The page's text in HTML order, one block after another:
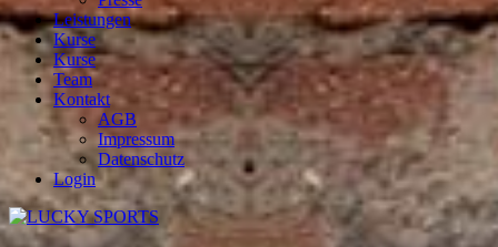
Leistungen
Kurse
Kurse
Team
Kontakt
AGB
Impressum
Datenschutz
Login